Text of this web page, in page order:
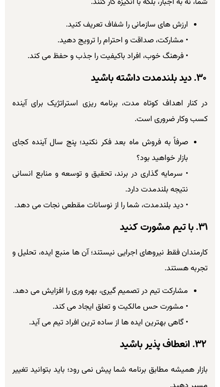
ارزش های سازمانی را شفاف تعریف کنید.
• مشارکت، صداقت و احترام را ترویج دهید.
• فرهنگ خوب، افراد باکیفیت را جذب و حفظ می کند.
در کنار اهداف کوتاه مدت، برنامه ریزی استراتژیک برای آینده
کسب وکار ضروری است.
صرفاً به فروش ماه بعد فکر نکنید؛ پنج سال آینده کجای
بازار خواهید بود؟
• سرمایه گذاری در برند، تحقیق و توسعه و منابع انسانی
نتیجه بلندمدت دارد.
• دید بلندمدت، شما را از نوسانات مقطعی نجات می دهد.
۳۱. با تیم مشورت کنید
کارمندان فقط نیروهای اجرایی نیستند؛ آن ها منبع ایده، تحلیل و
تجربه هستند.
مشارکت تیم در تصمیم گیری، بهره وری را افزایش می دهد.
• مشورت حس مالکیت و تعلق ایجاد می کند.
• گاهی بهترین ایده ها از ساده ترین افراد تیم می آید.
بازار همیشه مطابق برنامه شما پیش نمی رود؛ باید بتوانید تغییر